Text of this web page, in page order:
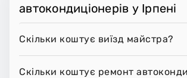
автокондиціонерів у Ірпені
Скільки коштує виїзд майстра?
Скільки коштує ремонт